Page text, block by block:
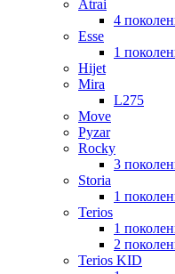
Atrai
4
Esse
1
Hijet
Mira
L275
Move
Pyzar
Rocky
3
Storia
1
Terios
1
2
Terios KID